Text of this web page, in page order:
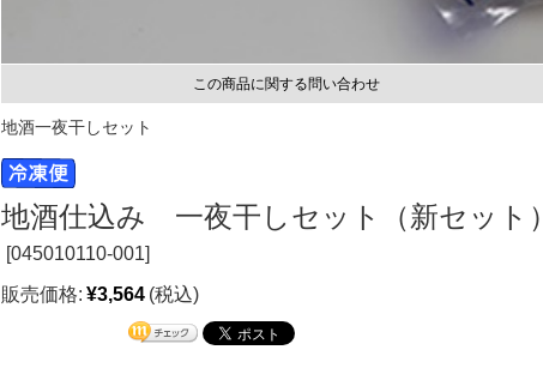
この商品に関する問い合わせ
地酒一夜干しセット
地酒仕込み 一夜干しセット（新セット）
[045010110-001]
販売価格: ¥3,564 (税込)